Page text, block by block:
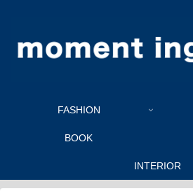
FASHION
BOOK
INTERIOR